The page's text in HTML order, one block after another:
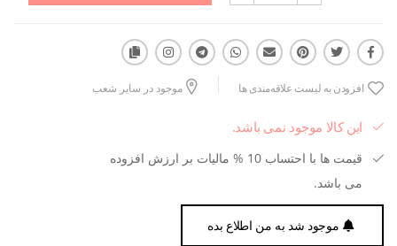
افزودن به لیست علاقه‌مندی ها موجود در سایر شعب
این کالا موجود نمی باشد.
قیمت ها با احتساب 10 % مالیات بر ارزش افزوده
می باشد.
موجود شد به من اطلاع بده